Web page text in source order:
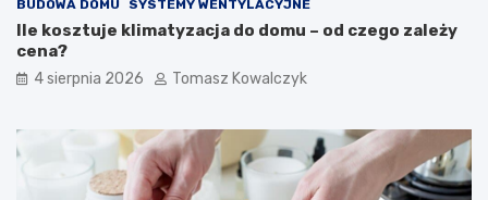
BUDOWA DOMU SYSTEMY WENTYLACYJNE
Ile kosztuje klimatyzacja do domu – od czego zależy
cena?
4 sierpnia 2026 Tomasz Kowalczyk